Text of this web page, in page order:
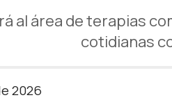
al área de terapias
cotidianas
2026